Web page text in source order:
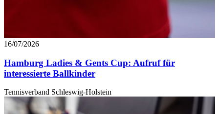
16/07/2026
Hamburg Ladies & Gents Cup: Aufruf für
interessierte Ballkinder
Tennisverband Schleswig-Holstein